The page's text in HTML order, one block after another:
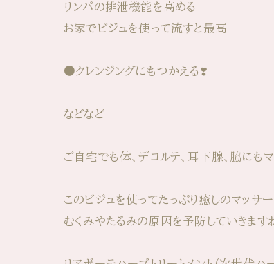
リンパの排泄機能を高める
お家でビジュを使って流すと最高
●クレンジングにもつかえる❣️
などなど
ご自宅でも体、デコルテ、耳下腺、脇にも
このビジュを使ってたっぷり癒しのマッサー
むくみやたるみの原因を予防していきま